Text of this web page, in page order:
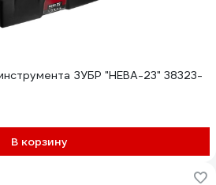
ЗУБР "НЕВА-23" 38323-
В корзину